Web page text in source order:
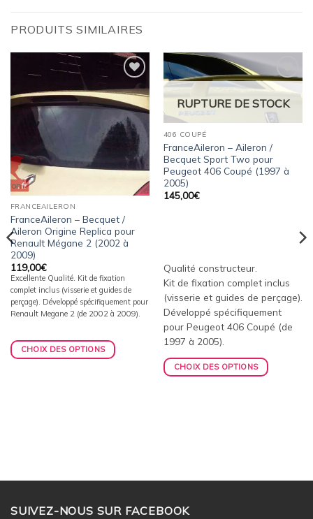
PRODUITS SIMILAIRES
Ajouter
à la
wishlist
FRANCEAILERON
FranceAileron – Becquet /
Aileron Origine Replica pour
Renault Mégane 2 (2002 à
2009)
119,00€
Excellente Qualité. Kit de fixation
complet inclus (visserie et guides de
perçage). Développé spécifiquement pour
Renault Megane 2 (de 2002 à 2009).
CHOIX DES OPTIONS
Ajouter
à la
wishlist
RUPTURE DE STOCK
406 COUPÉ
FranceAileron – Aileron /
Becquet Sport Two pour
Peugeot 406 Coupé (1997 à
2005)
145,00€
Qualité constructeur.
Kit de fixation complet inclus
(visserie et guides de perçage).
Développé spécifiquement
pour Peugeot 406 Coupé (de
1997 à 2005).
CHOIX DES OPTIONS
SUIVEZ-NOUS SUR FACEBOOK